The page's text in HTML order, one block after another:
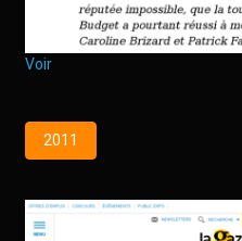
Voir
2011